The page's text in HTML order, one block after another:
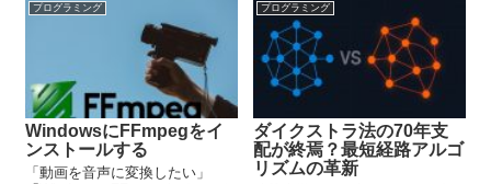
プログラミング
WindowsにFFmpegをイ
ンストールする
「動画を音声に変換したい」
プログラミング
ダイクストラ法の70年支
配が終焉？最短経路アルゴ
リズムの革新